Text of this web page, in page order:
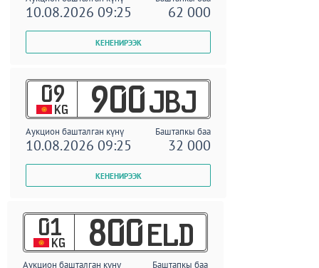
10.08.2026 09:25 62 000
09
KG 900 JBJ
Аукцион башталган күнү Баштапкы баа
10.08.2026 09:25 32 000
01
KG 800 ELD
Аукцион башталган күнү Баштапкы баа